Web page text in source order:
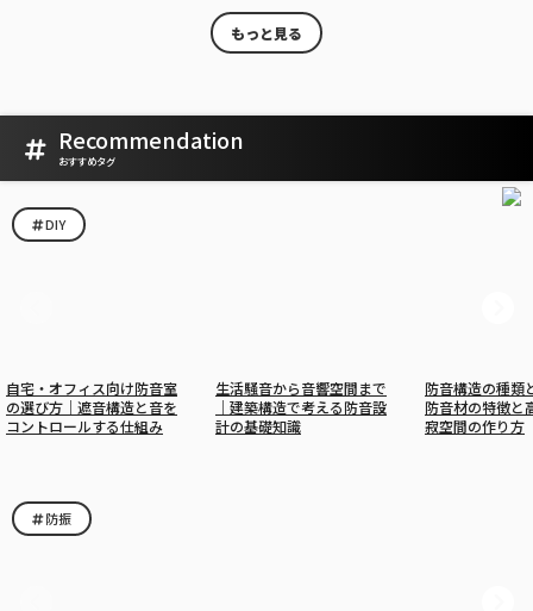
もっと見る
Recommendation
おすすめタグ
DIY
自宅・オフィス向け防音室
の選び方｜遮音構造と音を
コントロールする仕組み
生活騒音から音響空間まで
｜建築構造で考える防音設
計の基礎知識
防音構造の種類
防音材の特徴と
寂空間の作り方
防振